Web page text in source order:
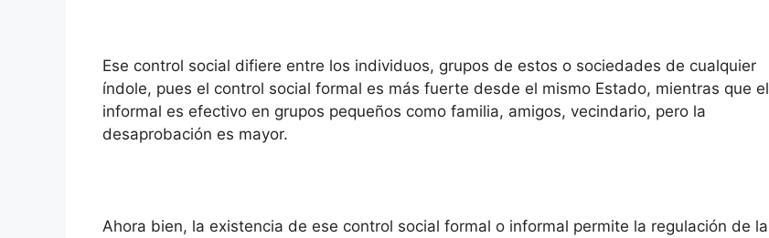
Ese control social difiere entre los individuos, grupos de estos o sociedades de cualquier
índole, pues el control social formal es más fuerte desde el mismo Estado, mientras que el
informal es efectivo en grupos pequeños como familia, amigos, vecindario, pero la
desaprobación es mayor.
Ahora bien, la existencia de ese control social formal o informal permite la regulación de la